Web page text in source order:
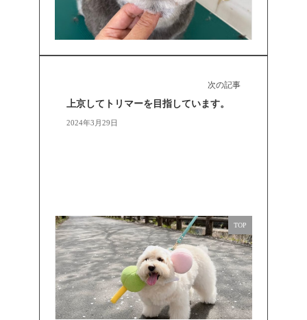
TOP
次の記事
上京してトリマーを目指しています。
2024年3月29日